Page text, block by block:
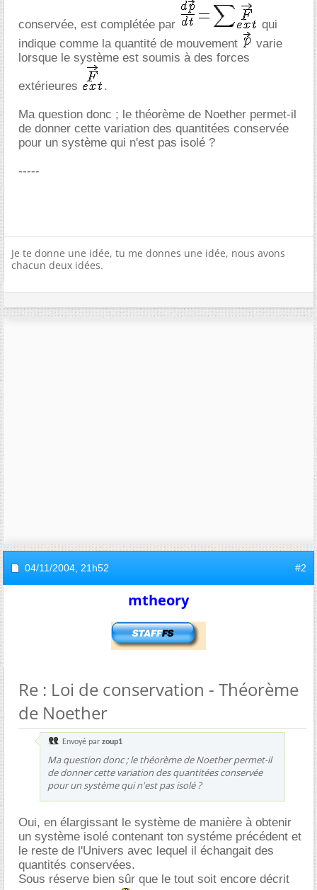
conservée, est complétée par
qui
indique comme la quantité de mouvement
varie
lorsque le système est soumis à des forces
extérieures .
Ma question donc ; le théorème de Noether permet-il
de donner cette variation des quantitées conservée
pour un système qui n'est pas isolé ?
-----
Je te donne une idée, tu me donnes une idée, nous avons
chacun deux idées.
04/11/2004, 21h52 #2
mtheory
Re : Loi de conservation - Théorème
de Noether
Envoyé par zoup1
Ma question donc ; le théorème de Noether permet-il
de donner cette variation des quantitées conservée
pour un système qui n'est pas isolé ?
Oui, en élargissant le système de manière à obtenir
un système isolé contenant ton systéme précédent et
le reste de l'Univers avec lequel il échangait des
quantités conservées.
Sous réserve bien sûr que le tout soit encore décrit